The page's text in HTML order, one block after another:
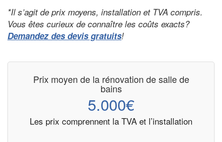
*Il s’agit de prix moyens, installation et TVA compris.
Vous êtes curieux de connaître les coûts exacts?
Demandez des devis gratuits!
Prix moyen de la rénovation de salle de
bains
5.000€
Les prix comprennent la TVA et l’installation